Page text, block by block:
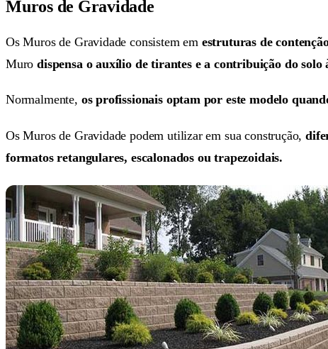
Muros de Gravidade
Os Muros de Gravidade consistem em estruturas de
Murodispensa o auxílio de tirantes e a contribuição do
Normalmente, os profissionais optam por este modelo
Os Muros de Gravidade podem utilizar em sua construção,
formatos retangulares, escalonados ou trapezoidais.